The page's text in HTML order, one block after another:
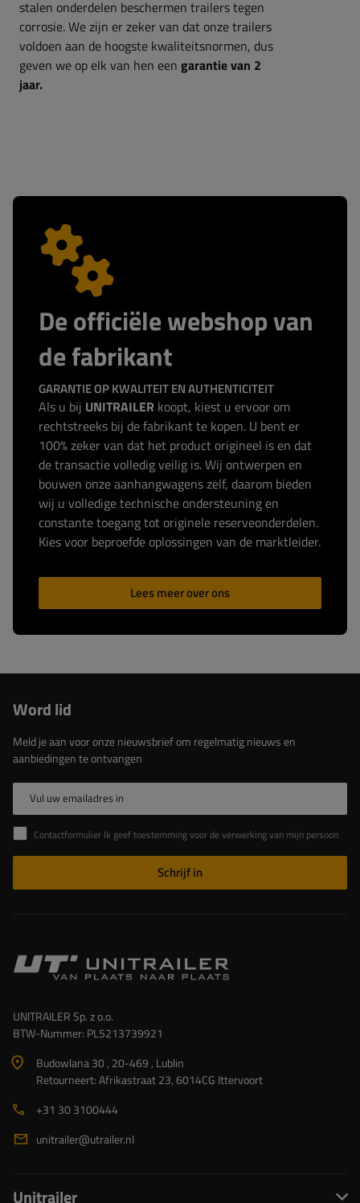
stalen onderdelen beschermen trailers tegen
corrosie. We zijn er zeker van dat onze trailers
voldoen aan de hoogste kwaliteitsnormen, dus
geven we op elk van hen eengarantie van 2
jaar.
De officiële webshop van
de fabrikant
GARANTIE OP KWALITEIT EN AUTHENTICITEIT
Als u bij UNITRAILER koopt, kiest u ervoor om
rechtstreeks bij de fabrikant te kopen. U bent er
100% zeker van dat het product origineel is en dat
de transactie volledig veilig is. Wij ontwerpen en
bouwen onze aanhangwagens zelf, daarom bieden
wij u volledige technische ondersteuning en
constante toegang tot originele reserveonderdelen.
Kies voor beproefde oplossingen van de marktleider.
Lees meer over ons
Word lid
Meld je aan voor onze nieuwsbrief om regelmatig nieuws en
aanbiedingen te ontvangen
Vul uw emailadres in
Contactformulier Ik geef toestemming voor de verwerking van mijn persoonlijke gegevens in het contactformulier in overeenstemming met de Verordening van het Europees Parlement en de Raad (EU)
Schrijf in
UNITRAILER Sp. z o.o.
BTW-Nummer: PL5213739921
Budowlana 30 , 20-469 , Lublin
Retourneert: Afrikastraat 23, 6014CG Ittervoort
+31 30 3100444
unitrailer@utrailer.nl
Unitrailer